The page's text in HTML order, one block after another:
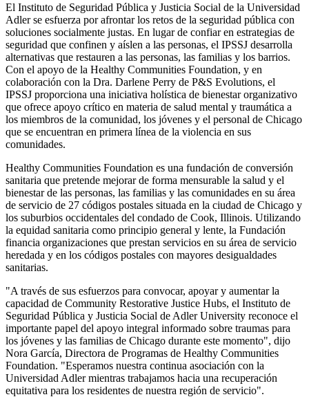
El Instituto de Seguridad Pública y Justicia Social de la Universidad
Adler se esfuerza por afrontar los retos de la seguridad pública con
soluciones socialmente justas. En lugar de confiar en estrategias de
seguridad que confinen y aíslen a las personas, el IPSSJ desarrolla
alternativas que restauren a las personas, las familias y los barrios.
Con el apoyo de la Healthy Communities Foundation, y en
colaboración con la Dra. Darlene Perry de P&S Evolutions, el
IPSSJ proporciona una iniciativa holística de bienestar organizativo
que ofrece apoyo crítico en materia de salud mental y traumática a
los miembros de la comunidad, los jóvenes y el personal de Chicago
que se encuentran en primera línea de la violencia en sus
comunidades.
Healthy Communities Foundation es una fundación de conversión
sanitaria que pretende mejorar de forma mensurable la salud y el
bienestar de las personas, las familias y las comunidades en su área
de servicio de 27 códigos postales situada en la ciudad de Chicago y
los suburbios occidentales del condado de Cook, Illinois. Utilizando
la equidad sanitaria como principio general y lente, la Fundación
financia organizaciones que prestan servicios en su área de servicio
heredada y en los códigos postales con mayores desigualdades
sanitarias.
"A través de sus esfuerzos para convocar, apoyar y aumentar la
capacidad de Community Restorative Justice Hubs, el Instituto de
Seguridad Pública y Justicia Social de Adler University reconoce el
importante papel del apoyo integral informado sobre traumas para
los jóvenes y las familias de Chicago durante este momento", dijo
Nora García, Directora de Programas de Healthy Communities
Foundation. "Esperamos nuestra continua asociación con la
Universidad Adler mientras trabajamos hacia una recuperación
equitativa para los residentes de nuestra región de servicio".